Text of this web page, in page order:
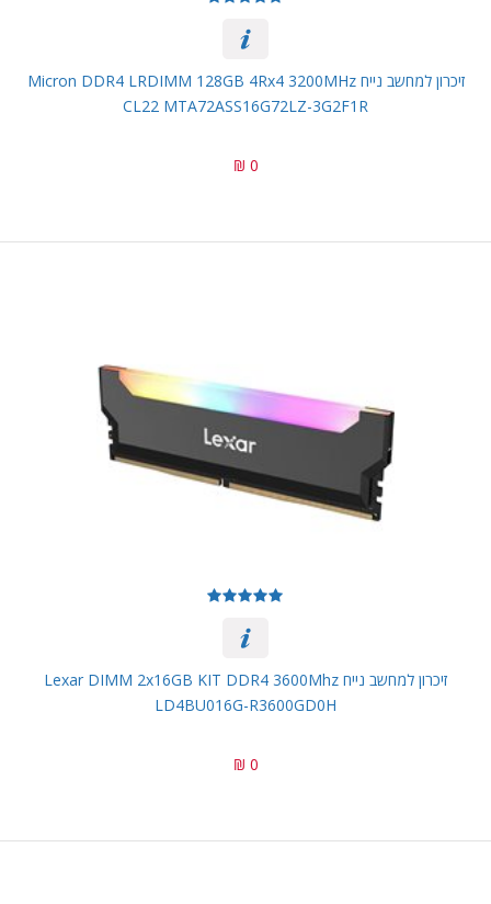
זיכרון למחשב נייח Micron DDR4 LRDIMM 128GB 4Rx4 3200MHz
CL22 MTA72ASS16G72LZ-3G2F1R
0 ₪
זיכרון למחשב נייח Lexar DIMM 2x16GB KIT DDR4 3600Mhz
LD4BU016G-R3600GD0H
0 ₪